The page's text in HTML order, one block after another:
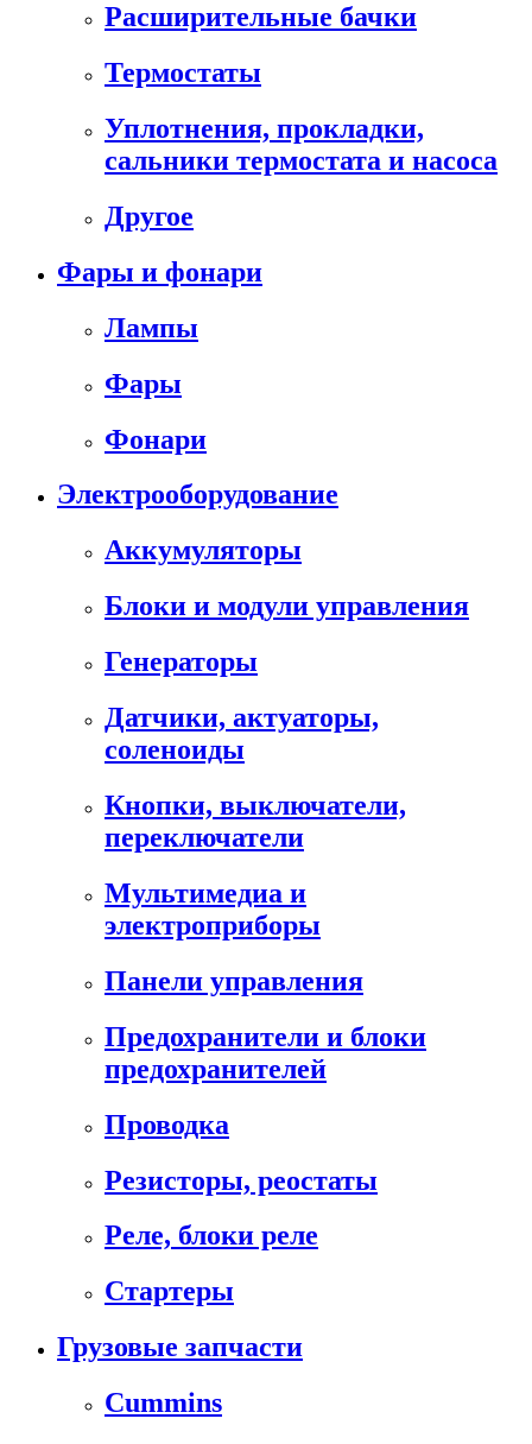
Расширительные бачки
Термостаты
Уплотнения, прокладки,
сальники термостата и насоса
Другое
Фары и фонари
Лампы
Фары
Фонари
Электрооборудование
Аккумуляторы
Блоки и модули управления
Генераторы
Датчики, актуаторы,
соленоиды
Кнопки, выключатели,
переключатели
Мультимедиа и
электроприборы
Панели управления
Предохранители и блоки
предохранителей
Проводка
Резисторы, реостаты
Реле, блоки реле
Стартеры
Грузовые запчасти
Cummins